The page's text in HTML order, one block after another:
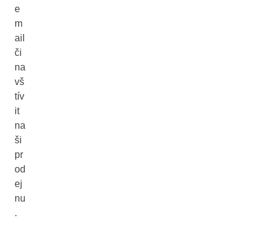
e
m
ail
či
na
vš
tív
it
na
ši
pr
od
ej
nu
.